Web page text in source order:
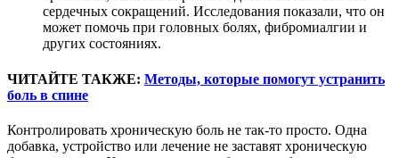
сердечных сокращений. Исследования показали, что он
может помочь при головных болях, фибромиалгии и
других состояниях.
ЧИТАЙТЕ ТАКЖЕ: Методы, которые помогут устранить
боль в спине
Контролировать хроническую боль не так-то просто. Одна
добавка, устройство или лечение не заставят хроническую